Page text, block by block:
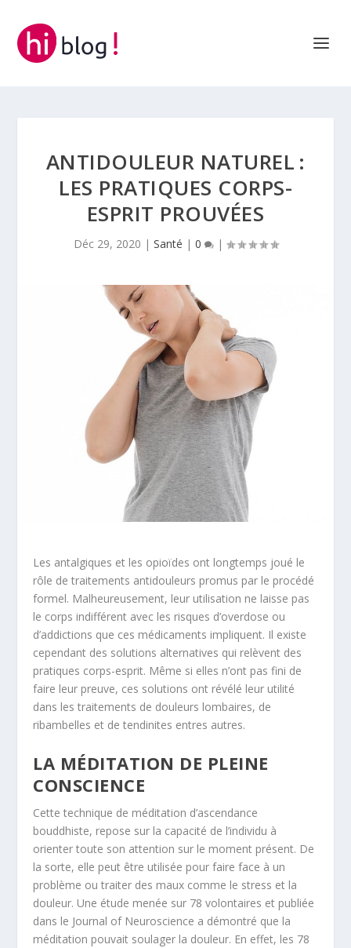
ANTIDOULEUR NATUREL :
LES PRATIQUES CORPS-
ESPRIT PROUVÉES
Déc 29, 2020 | Santé | 0 |
Les antalgiques et les opioïdes ont longtemps joué le
rôle de traitements antidouleurs promus par le procédé
formel. Malheureusement, leur utilisation ne laisse pas
le corps indifférent avec les risques d’overdose ou
d’addictions que ces médicaments impliquent. Il existe
cependant des solutions alternatives qui relèvent des
pratiques corps-esprit. Même si elles n’ont pas fini de
faire leur preuve, ces solutions ont révélé leur utilité
dans les traitements de douleurs lombaires, de
ribambelles et de tendinites entres autres.
LA MÉDITATION DE PLEINE
CONSCIENCE
Cette technique de méditation d’ascendance
bouddhiste, repose sur la capacité de l’individu à
orienter toute son attention sur le moment présent. De
la sorte, elle peut être utilisée pour faire face à un
problème ou traiter des maux comme le stress et la
douleur. Une étude menée sur 78 volontaires et publiée
dans le Journal of Neuroscience a démontré que la
méditation pouvait soulager la douleur. En effet, les 78